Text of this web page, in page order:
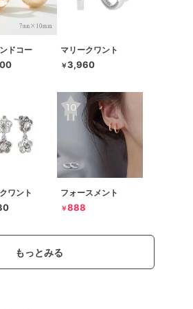
ドコー マリークワント
￥3,960
ワント フォースメント
￥888
もっとみる